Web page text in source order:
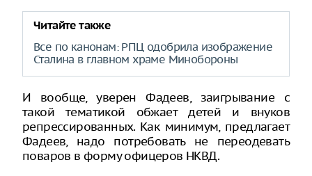
Читайте также
Все по канонам: РПЦ одобрила изображение
Сталина в главном храме Минобороны
И вообще, уверен Фадеев, заигрывание с
такой тематикой обжает детей и внуков
репрессированных. Как минимум, предлагает
Фадеев, надо потребовать не переодевать
поваров в форму офицеров НКВД.